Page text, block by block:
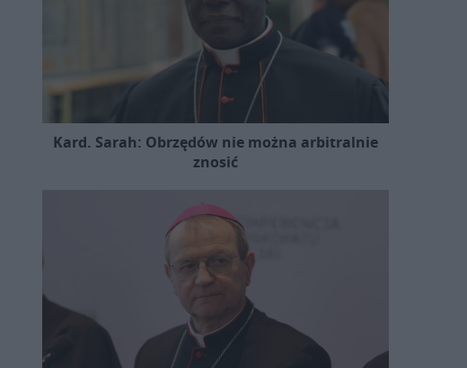
Kard. Sarah: Obrzędów nie można arbitralnie
znosić